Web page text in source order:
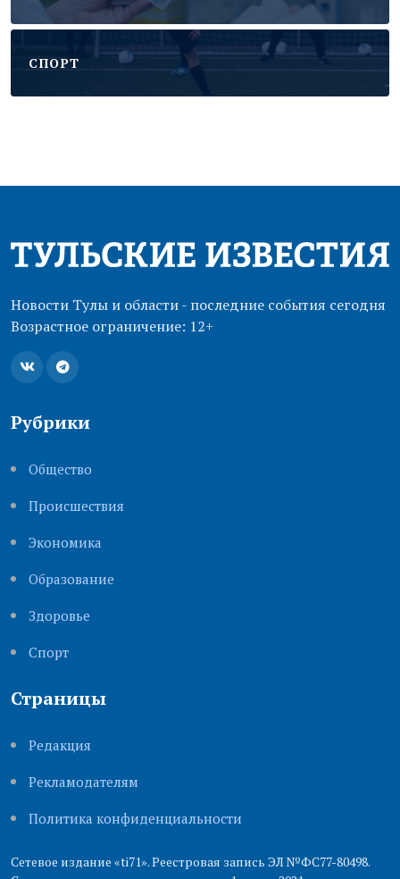
CПОРТ
Новости Тулы и области - последние события сегодня
Возрастное ограничение: 12+
Рубрики
Общество
Происшествия
Экономика
Образование
Здоровье
Cпорт
Страницы
Редакция
Рекламодателям
Политика конфиденциальности
Сетевое издание «ti71». Реестровая запись ЭЛ №ФС77-80498.